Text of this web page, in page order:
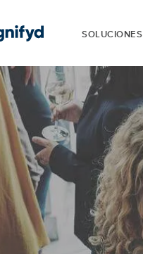
SOLUCIONES